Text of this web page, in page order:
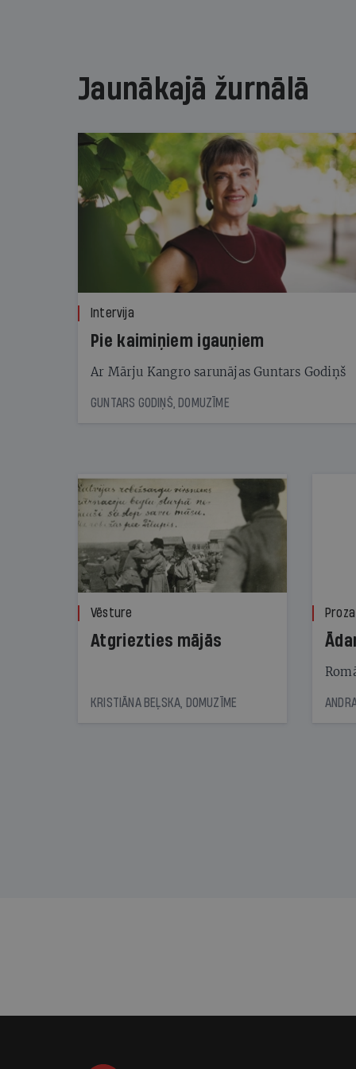
Jaunākajā žurnālā
Intervija
Pie kaimiņiem igauņiem
Ar Mārju Kangro sarunājas Guntars Godiņš
GUNTARS GODIŅŠ, DOMUZĪME
Vēsture
Atgriezties mājās
KRISTIĀNA BEĻSKA, DOMUZĪME
Proza